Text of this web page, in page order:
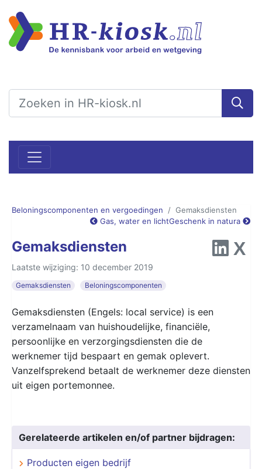
Beloningscomponenten en vergoedingen
Gemaksdiensten
Gas, water en lichtGeschenk in natura
Gemaksdiensten
Laatste wijziging: 10 december 2019
Gemaksdiensten Beloningscomponenten
Gemaksdiensten (Engels: local service) is een
verzamelnaam van huishoudelijke, financiële,
persoonlijke en verzorgingsdiensten die de
werknemer tijd bespaart en gemak oplevert.
Vanzelfsprekend betaalt de werknemer deze diensten
uit eigen portemonnee.
Gerelateerde artikelen en/of partner bijdragen:
Producten eigen bedrijf